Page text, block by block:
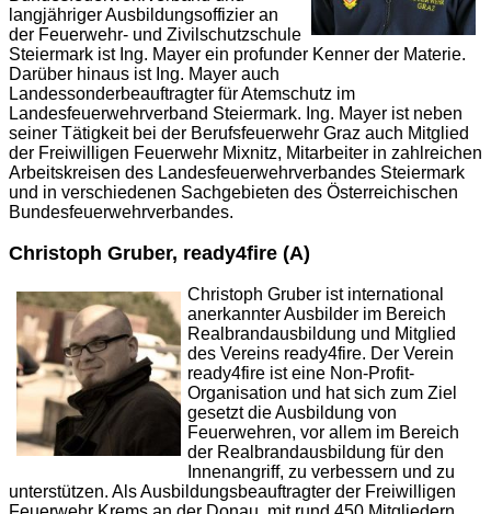
langjähriger Ausbildungsoffizier an
der Feuerwehr- und Zivilschutzschule
Steiermark ist Ing. Mayer ein profunder Kenner der Materie.
Darüber hinaus ist Ing. Mayer auch
Landessonderbeauftragter für Atemschutz im
Landesfeuerwehrverband Steiermark. Ing. Mayer ist neben
seiner Tätigkeit bei der Berufsfeuerwehr Graz auch Mitglied
der Freiwilligen Feuerwehr Mixnitz, Mitarbeiter in zahlreichen
Arbeitskreisen des Landesfeuerwehrverbandes Steiermark
und in verschiedenen Sachgebieten des Österreichischen
Bundesfeuerwehrverbandes.
Christoph Gruber, ready4fire (A)
Christoph Gruber ist international
anerkannter Ausbilder im Bereich
Realbrandausbildung und Mitglied
des Vereins ready4fire. Der Verein
ready4fire ist eine Non-Profit-
Organisation und hat sich zum Ziel
gesetzt die Ausbildung von
Feuerwehren, vor allem im Bereich
der Realbrandausbildung für den
Innenangriff, zu verbessern und zu
unterstützen. Als Ausbildungsbeauftragter der Freiwilligen